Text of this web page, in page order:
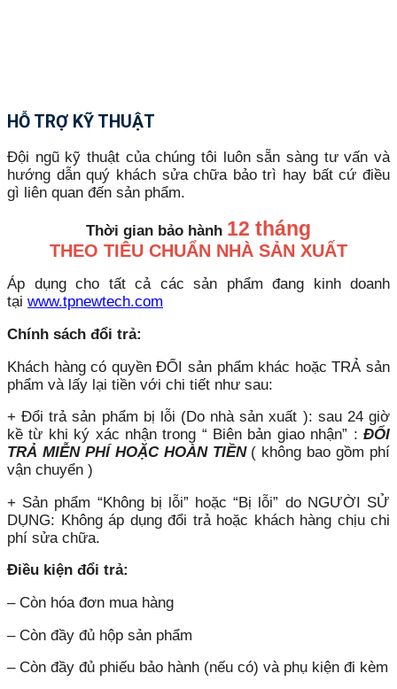
HỖ TRỢ KỸ THUẬT
Đội ngũ kỹ thuật của chúng tôi luôn sẵn sàng tư vấn và
hướng dẫn quý khách sửa chữa bảo trì hay bất cứ điều
gì liên quan đến sản phẩm.
Thời gian bảo hành 12 tháng
THEO TIÊU CHUẨN NHÀ SẢN XUẤT
Áp dụng cho tất cả các sản phẩm đang kinh doanh
tại www.tpnewtech.com
Chính sách đổi trả:
Khách hàng có quyền ĐỔI sản phẩm khác hoặc TRẢ sản
phẩm và lấy lại tiền với chi tiết như sau:
+ Đổi trả sản phẩm bị lỗi (Do nhà sản xuất ): sau 24 giờ
kề từ khi ký xác nhận trong “ Biên bản giao nhận” : ĐỔI
TRẢ MIỄN PHÍ HOẶC HOÀN TIỀN( không bao gồm phí
vận chuyển )
+ Sản phẩm “Không bị lỗi” hoặc “Bị lỗi” do NGƯỜI SỬ
DỤNG: Không áp dụng đổi trả hoặc khách hàng chịu chi
phí sửa chữa.
Điều kiện đổi trả:
– Còn hóa đơn mua hàng
– Còn đầy đủ hộp sản phẩm
– Còn đầy đủ phiếu bảo hành (nếu có) và phụ kiện đi kèm